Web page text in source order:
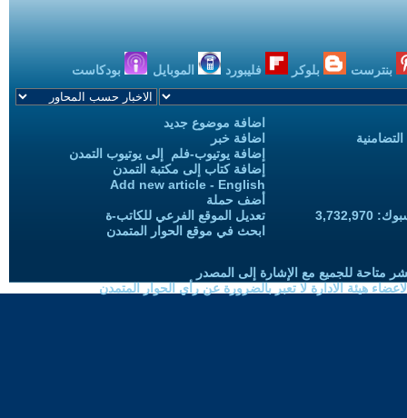
بنترست بلوكر فليبورد الموبايل بودكاست
اضافة موضوع جديد
اضافة خبر
إضافة يوتيوب-فلم إلى يوتيوب التمدن
إضافة كتاب إلى مكتبة التمدن
Add new article - English
أضف حملة
تعديل الموقع الفرعي للكاتب-ة
ابحث في موقع الحوار المتمدن
متاحة للجميع مع الإشارة إلى المصدر
هيئة الادارة لا تعبر بالضرورة عن رأي الحوار المتمدن